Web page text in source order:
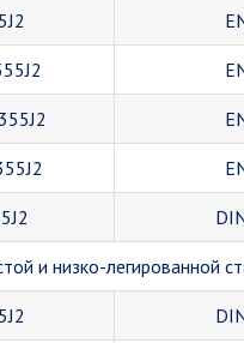
и низко-легированной